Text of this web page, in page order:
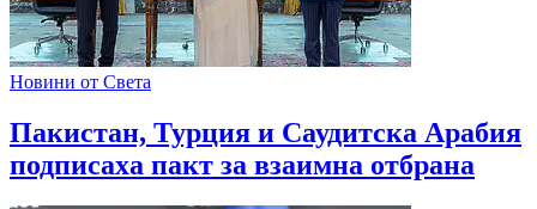
Новини от Света
Пакистан, Турция и Саудитска Арабия
подписаха пакт за взаимна отбрана